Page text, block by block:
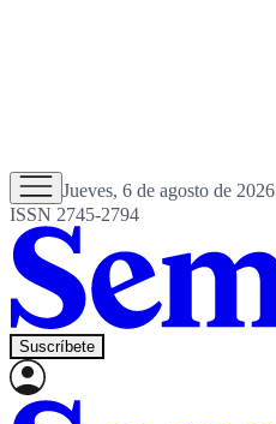
Jueves, 6 de agosto de 2026
ISSN 2745-2794
Suscríbete